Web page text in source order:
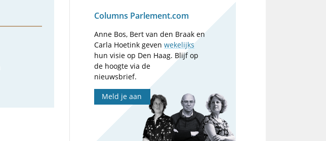
Columns Parlement.com
Anne Bos, Bert van den Braak en
Carla Hoetink gevenwekelijks
hun visie op Den Haag. Blijf op
de hoogte via de
nieuwsbrief.
Meld je aan